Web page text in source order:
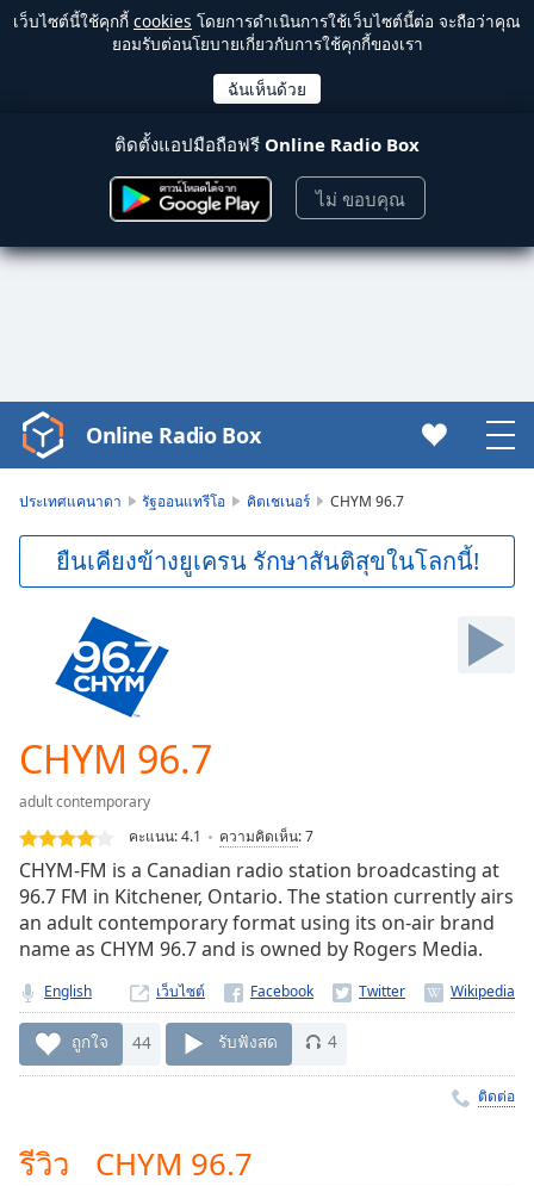
เว็บไซต์นี้ใช้คุกกี้ cookies โดยการดำเนินการใช้เว็บไซต์นี้ต่อ จะถือว่าคุณ
ยอมรับต่อนโยบายเกี่ยวกับการใช้คุกกี้ของเรา
ติดตั้งแอปมือถือฟรี Online Radio Box
ไม่ ขอบคุณ
Video
Player
Forward
Current
Time 0:00
Loaded:
0.00%
Stream
TypeLIVE
Seek to
currently
behind
liveLIVE
Remaining
Time-
1x
Online Radio Box
ประเทศแคนาดา รัฐออนแทรีโอ คิตเชเนอร์ CHYM 96.7
ยืนเคียงข้างยูเครน รักษาสันติสุขในโลกนี้!
CHYM 96.7
adult contemporary
คะแนน:4.1 ความคิดเห็น:7
CHYM-FM is a Canadian radio station broadcasting at
96.7 FM in Kitchener, Ontario. The station currently airs
an adult contemporary format using its on-air brand
name as CHYM 96.7 and is owned by Rogers Media.
English เว็บไซต์
ถูกใจ 44 รับฟังสด 4
ติดต่อ
รีวิว CHYM 96.7